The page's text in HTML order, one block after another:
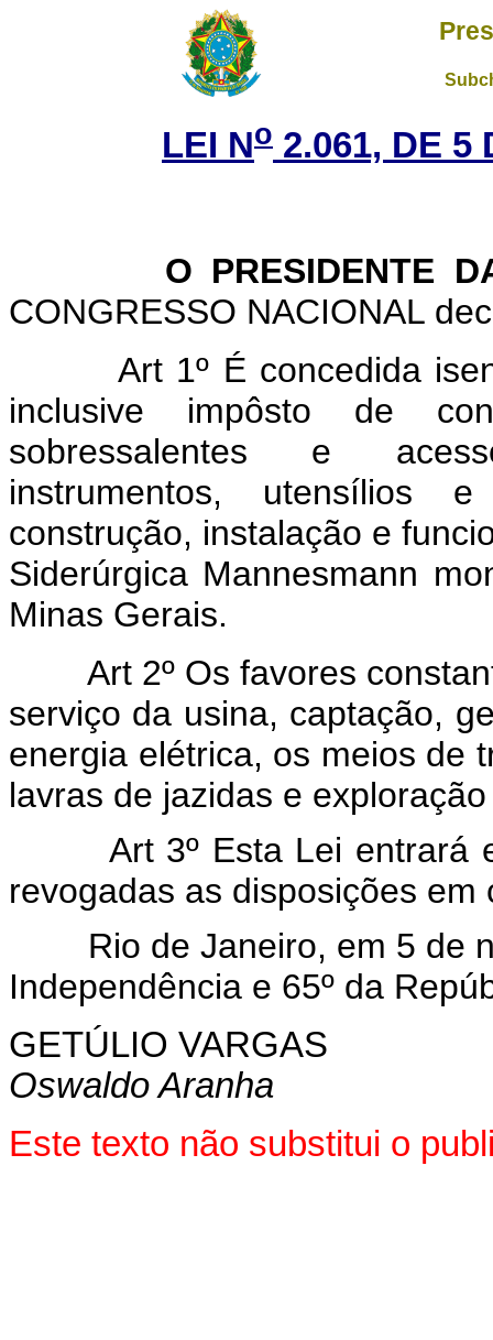
LEI No 2.061, DE 5
O PRESIDENTE DA
CONGRESSO NACIONAL
Art 1º É concedida
inclusive impôsto de
sobressalentes e
instrumentos, utensílios
construção, instalação e
Siderúrgica Mannesmann
Minas Gerais.
Art 2º Os favores
serviço da usina, captação,
energia elétrica, os meios de
lavras de jazidas e
Art 3º Esta Lei entrará
revogadas as disposições em
Rio de Janeiro, em 5 de
Independência e 65º da
GETÚLIO VARGAS
Oswaldo Aranha
Este texto não substitui o